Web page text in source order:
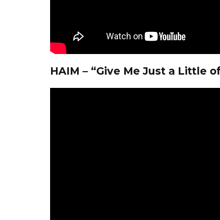
HAIM – “Give Me Just a Little